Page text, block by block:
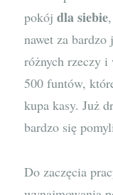
pokójdla siebie
nawet za
różnych rzeczy i
500 funtów,
kupa kasy. Już
bardzo się
Do zaczęcia